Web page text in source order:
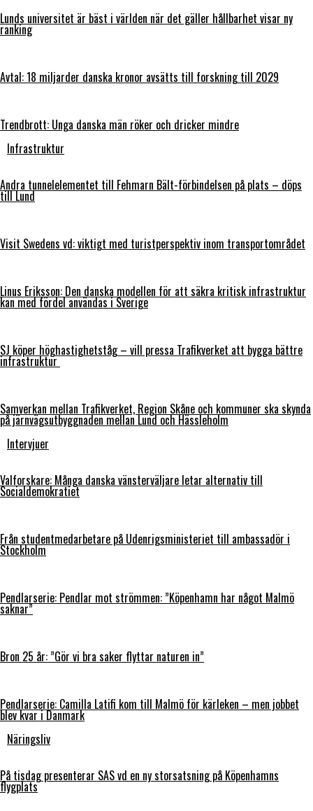
Lunds universitet är bäst i världen när det gäller hållbarhet visar ny
ranking
Avtal: 18 miljarder danska kronor avsätts till forskning till 2029
Trendbrott: Unga danska män röker och dricker mindre
Infrastruktur
Andra tunnelelementet till Fehmarn Bält-förbindelsen på plats – döps
till Lund
Visit Swedens vd: viktigt med turistperspektiv inom transportområdet
Linus Eriksson: Den danska modellen för att säkra kritisk infrastruktur
kan med fördel användas i Sverige
SJ köper höghastighetståg – vill pressa Trafikverket att bygga bättre
infrastruktur
Samverkan mellan Trafikverket, Region Skåne och kommuner ska skynda
på järnvägsutbyggnaden mellan Lund och Hässleholm
Intervjuer
Valforskare: Många danska vänsterväljare letar alternativ till
Socialdemokratiet
Från studentmedarbetare på Udenrigsministeriet till ambassadör i
Stockholm
Pendlarserie: Pendlar mot strömmen: ”Köpenhamn har något Malmö
saknar”
Bron 25 år: ”Gör vi bra saker flyttar naturen in”
Pendlarserie: Camilla Latifi kom till Malmö för kärleken – men jobbet
blev kvar i Danmark
Näringsliv
På tisdag presenterar SAS vd en ny storsatsning på Köpenhamns
flygplats